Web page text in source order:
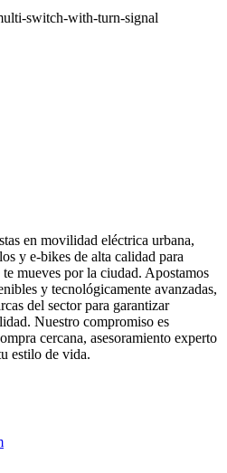
switch-with-turn-signal
en movilidad eléctrica urbana,
y e-bikes de alta calidad para
mueves por la ciudad. Apostamos
y tecnológicamente avanzadas,
del sector para garantizar
Nuestro compromiso es
cercana, asesoramiento experto
estilo de vida.